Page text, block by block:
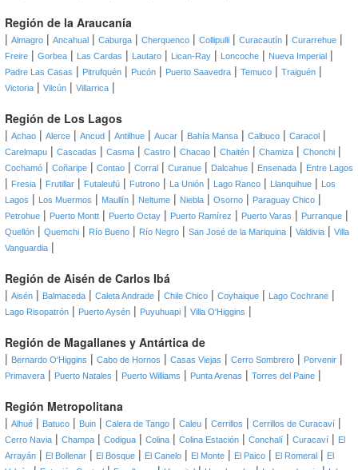
Región de la Araucanía
| Almagro | Ancahual | Caburga | Cherquenco | Collipulli | Curacautín | Curarrehue |
Freire | Gorbea | Las Cardas | Lautaro | Lican-Ray | Loncoche | Nueva Imperial |
Padre Las Casas | Pitrufquén | Pucón | Puerto Saavedra | Temuco | Traiguén |
Victoria | Vilcún | Villarrica |
Región de Los Lagos
| Achao | Alerce | Ancud | Antilhue | Aucar | Bahía Mansa | Calbuco | Caracol |
Carelmapu | Cascadas | Casma | Castro | Chacao | Chaitén | Chamiza | Chonchi |
Cochamó | Coñaripe | Contao | Corral | Curanue | Dalcahue | Ensenada | Entre Lagos
| Fresia | Frutillar | Futaleufú | Futrono | La Unión | Lago Ranco | Llanquihue |
Los
Lagos | Los Muermos | Maullín | Neltume | Niebla | Osorno | Paraguay Chico |
Petrohue | Puerto Montt | Puerto Octay | Puerto Ramírez | Puerto Varas | Purranque |
Quellón | Quemchi | Río Bueno | Río Negro | San José de la Mariquina | Valdivia | Villa
Vanguardia |
Región de Aisén de Carlos Ibá
| Aisén | Balmaceda | Caleta Andrade | Chile Chico | Coyhaique | Lago Cochrane |
Lago Risopatrón | Puerto Aysén | Puyuhuapi | Villa O'Higgins |
Región de Magallanes y Antártica de
| Bernardo O'Higgins | Cabo de Hornos | Casas Viejas | Cerro Sombrero | Porvenir |
Primavera | Puerto Natales | Puerto Williams | Punta Arenas | Torres del Paine |
Región Metropolitana
| Alhué | Batuco | Buin | Calera de Tango | Caleu | Cerrillos | Cerrillos de Curacaví |
Cerro Navia | Champa | Codigua | Colina | Colina Estación | Conchalí | Curacaví | El
Arrayán | El Bollenar | El Bosque | El Canelo | El Monte | El Paico | El Romeral | El